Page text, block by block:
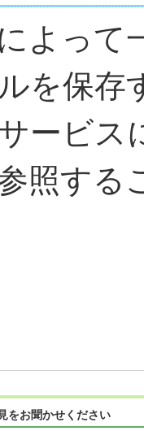
よって
を保
ービス
照する
をお聞かせください